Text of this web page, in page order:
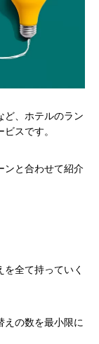
ど、ホテルのラン
スです。
ンと合わせて紹介
全て持っていく
えの数を最小限に